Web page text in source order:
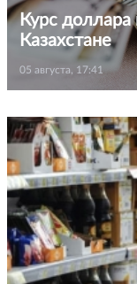
Курс
Казахстане
05 августа, 17:41